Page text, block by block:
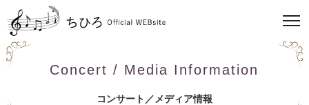
Concert / Media Information
コンサート／メディア情報